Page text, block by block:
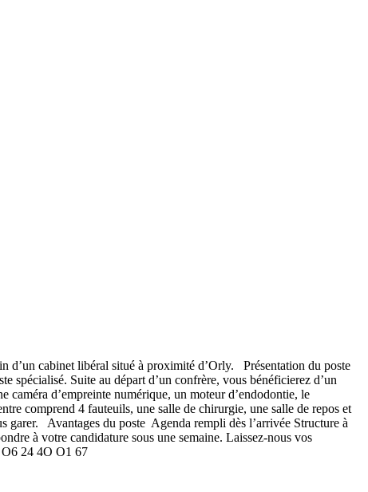
cabinet libéral situé à proximité d’Orly. Présentation du poste
spécialisé. Suite au départ d’un confrère, vous bénéficierez d’un
caméra d’empreinte numérique, un moteur d’endodontie, le
comprend 4 fauteuils, une salle de chirurgie, une salle de repos et
garer. Avantages du poste Agenda rempli dès l’arrivée Structure à
à votre candidature sous une semaine. Laissez-nous vos
O6 24 4O O1 67